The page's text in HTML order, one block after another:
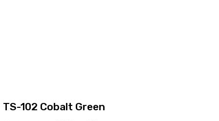
TS-102 Cobalt Green